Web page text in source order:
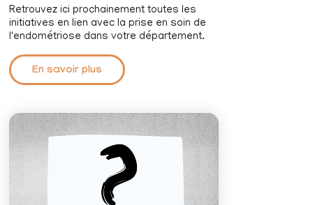
Retrouvez ici prochainement toutes les
initiatives en lien avec la prise en soin de
l'endométriose dans votre département.
En savoir plus